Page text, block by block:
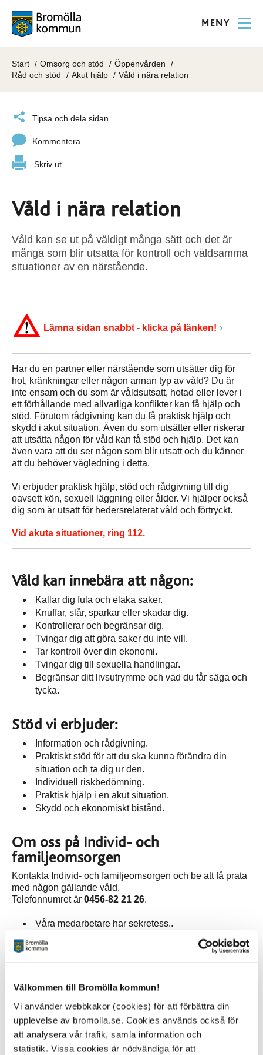
Välkommen till Bromölla kommun!
Vi använder webbkakor (cookies) för att förbättra din
upplevelse av bromolla.se. Cookies används också för
att analysera vår trafik, samla information och
statistik. Vissa cookies är nödvändiga för att
MENY
Start Omsorg och stöd
Öppenvården
Råd och stöd
Akut hjälp Våld i nära relation
Tipsa och dela sidan
Kommentera
Skriv ut
Våld i nära relation
Våld kan se ut på väldigt många sätt och det är
många som blir utsatta för kontroll och våldsamma
situationer av en närstående.
Lämna sidan snabbt - klicka på länken!
Har du en partner eller närstående som utsätter dig för
hot, kränkningar eller någon annan typ av våld? Du är
inte ensam och du som är våldsutsatt, hotad eller lever i
ett förhållande med allvarliga konflikter kan få hjälp och
stöd. Förutom rådgivning kan du få praktisk hjälp och
skydd i akut situation. Även du som utsätter eller riskerar
att utsätta någon för våld kan få stöd och hjälp. Det kan
även vara att du ser någon som blir utsatt och du känner
att du behöver vägledning i detta.
Vi erbjuder praktisk hjälp, stöd och rådgivning till dig
oavsett kön, sexuell läggning eller ålder. Vi hjälper också
dig som är utsatt för hedersrelaterat våld och förtryckt.
Vid akuta situationer, ring 112.
Våld kan innebära att någon:
Kallar dig fula och elaka saker.
Knuffar, slår, sparkar eller skadar dig.
Kontrollerar och begränsar dig.
Tvingar dig att göra saker du inte vill.
Tar kontroll över din ekonomi.
Tvingar dig till sexuella handlingar.
Begränsar ditt livsutrymme och vad du får säga och
tycka.
Stöd vi erbjuder:
Information och rådgivning.
Praktiskt stöd för att du ska kunna förändra din
situation och ta dig ur den.
Individuell riskbedömning.
Praktisk hjälp i en akut situation.
Skydd och ekonomiskt bistånd.
Om oss på Individ- och
familjeomsorgen
Kontakta Individ- och familjeomsorgen och be att få prata
med någon gällande våld.
Telefonnumret är 0456-82 21 26.
Våra medarbetare har sekretess..
Våra tjänster är kostnadsfria.
Efter kontorstid, kontakta
Sociala jouren
Telefonnumret är:040-676 90 58
Andra viktiga telefonnummer
Akutmottagningen CSK Kristianstad: 044-309 10 00